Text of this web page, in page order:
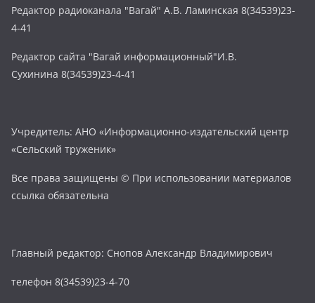
Редактор радиоканала "Вагай" А.В. Ламинская 8(34539)23-
4-41
Редактор сайта "Вагай информационный"И.В.
Сухинина 8(34539)23-4-41
Учредитель: АНО «Информационно-издательский центр
«Сельский труженик»
Все права защищены © При использовании материалов
ссылка обязательна
Главный редактор: Снопов Александр Владимирович
телефон 8(34539)23-4-70